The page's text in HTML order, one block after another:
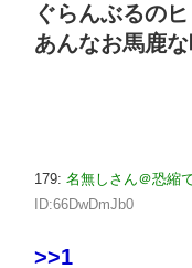
ぐらんぶるの
あんなお馬鹿
179: 名無しさん＠恐縮
ID:66DwDmJb0
>>1